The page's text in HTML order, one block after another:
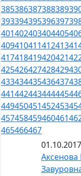
385386387388389
393394395396397
401402403404405
409410411412413
417418419420421
425426427428429
433434435436437
441442443444445
449450451452453
457458459460461
465466467